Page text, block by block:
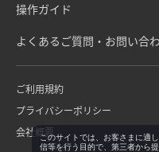
操作ガイド
よくあるご質問・お問い合
ご利用規約
プライバシーポリシー
会社概要このサイトでは、お客さまに適
信等を行う目的で、第三者から